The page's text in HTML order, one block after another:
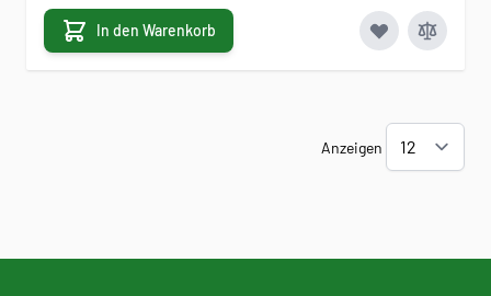
In den Warenkorb
Anzeigen